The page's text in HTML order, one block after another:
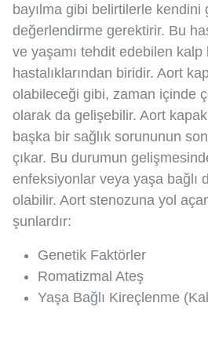
bayılma gibi belirtilerle kendini
değerlendirme gerektirir. Bu
ve yaşamı tehdit edebilen kalp
hastalıklarından biridir. Aort
olabileceği gibi, zaman içinde
olarak da gelişebilir. Aort
başka bir sağlık sorununun
çıkar. Bu durumun
enfeksiyonlar veya yaşa bağlı
olabilir. Aort stenozuna yol
şunlardır:
Genetik Faktörler
Romatizmal Ateş
Yaşa Bağlı Kireçlenme